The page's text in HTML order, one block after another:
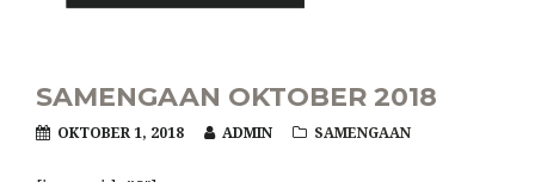
SAMENGAAN OKTOBER 2018
OKTOBER 1, 2018 ADMIN SAMENGAAN